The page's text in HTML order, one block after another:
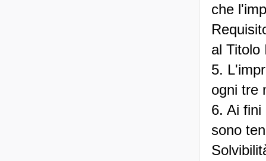
che
al Titolo
5.
ogni tre
6. Ai fini
sono